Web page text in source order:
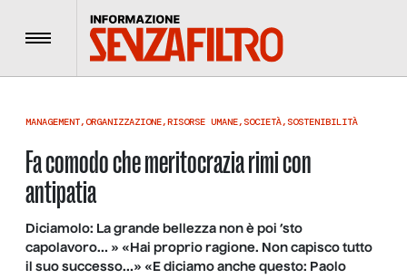
Menu
MANAGEMENT,ORGANIZZAZIONE,RISORSE UMANE, SOCIETÀ, SOSTENIBILITÀ
Fa comodo che meritocrazia rimi con
antipatia
Diciamolo: La grande bellezza non è poi ‘sto
capolavoro… » «Hai proprio ragione. Non capisco tutto
il suo successo…» «E diciamo anche questo: Paolo